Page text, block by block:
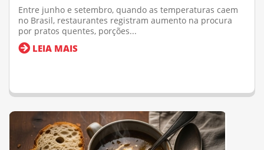
Entre junho e setembro, quando as temperaturas caem
no Brasil, restaurantes registram aumento na procura
por pratos quentes, porções...
LEIA MAIS